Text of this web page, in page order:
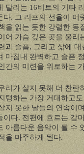
달리는 16비트의 기타
다. 그 리프의 선율이 머
을 읽는 듯한 강렬한 동
어 가슴 깊은 곳을 울리
과 슬픔, 그리고 삶에
마침내 완벽하고 슬픈
간의 미련을 위로하는
리가 살지 못해 더 찬란
탱하는 가장 거대하고
지 못한 날들의 연속이며
이다. 전편에 흐르는 감
아름다운 음악이 될 수
을 마주하게 된다.